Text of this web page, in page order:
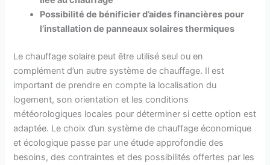
Possibilité de bénificier d’aides financières pour
l’installation de panneaux solaires thermiques
Le chauffage solaire peut être utilisé seul ou en
complément d’un autre système de chauffage. Il est
important de prendre en compte la localisation du
logement, son orientation et les conditions
météorologiques locales pour déterminer si cette option est
adaptée. Le choix d’un système de chauffage économique
et écologique passe par une étude approfondie des
besoins, des contraintes et des possibilités offertes par les